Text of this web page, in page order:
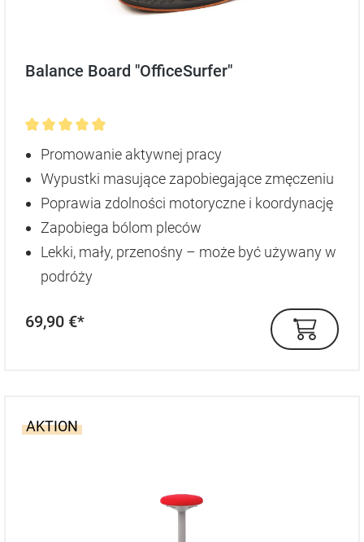
Balance Board "OfficeSurfer"
Średnia ocena 4.9 z 5 gwiazdek
Promowanie aktywnej pracy
Wypustki masujące zapobiegające zmęczeniu
Poprawia zdolności motoryczne i koordynację
Zapobiega bólom pleców
Lekki, mały, przenośny – może być używany w
podróży
69,90 €*
AKTION